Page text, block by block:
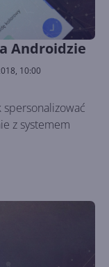
Androidzie
10:00
z systemem